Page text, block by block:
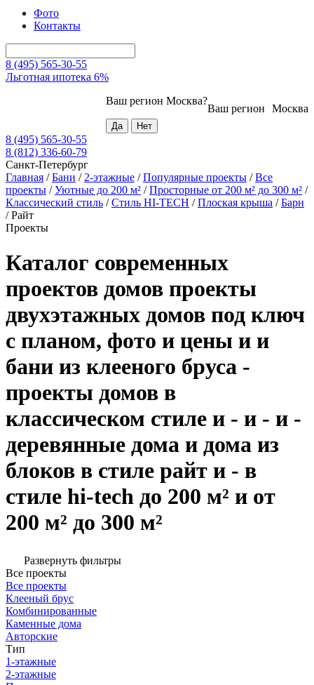
Фото
Контакты
8 (495) 565-30-55
Льготная ипотека 6%
Москва
Ваш регион
Ваш регион Москва?
8 (495) 565-30-55
8 (812) 336-60-79
Санкт-Петербург
Главная /Бани / 2-этажные /Популярные проекты /Все
проекты /Уютные до 200 м² /Просторные от 200 м² до 300 м² /
Классический стиль /Стиль HI-TECH /Плоская крыша /Барн
/Райт
Проекты
Каталог современных
проектов домов проекты
двухэтажных домов под ключ
с планом, фото и цены и и
бани из клееного бруса -
проекты домов в
классическом стиле и - и - и -
деревянные дома и дома из
блоков в стиле райт и - в
стиле hi-tech до 200 м² и от
200 м² до 300 м²
Развернуть фильтры
Все проекты
Все проекты
Клееный брус
Комбинированные
Каменные дома
Авторские
Тип
1-этажные
2-этажные